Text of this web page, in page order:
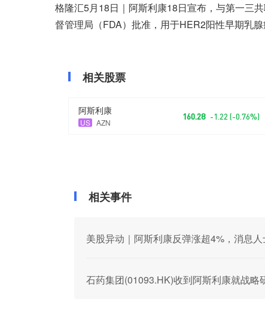
格隆汇5月18日｜阿斯利康18日宣布，与第一三
督管理局（FDA）批准，用于HER2阳性早期乳
相关股票
阿斯利康
US AZN
160.28 -1.22 (-0.76%)
相关事件
美股异动｜阿斯利康反弹涨超4%，消息
石药集团(01093.HK)收到阿斯利康就战